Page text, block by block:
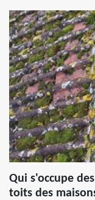
Qui s'occupe
toits des